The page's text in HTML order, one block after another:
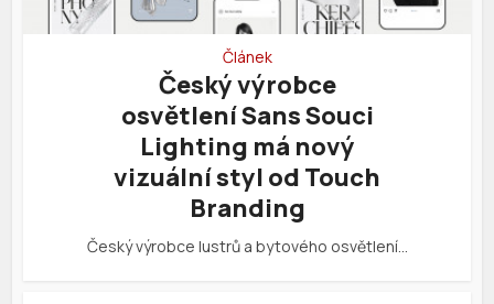
Článek
Český výrobce
osvětlení Sans Souci
Lighting má nový
vizuální styl od Touch
Branding
Český výrobce lustrů a bytového osvětlení…